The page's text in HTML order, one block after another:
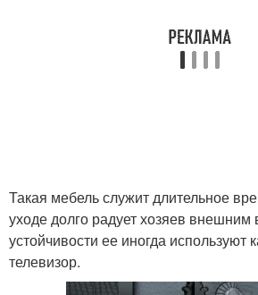
Такая мебель служит длительное
уходе долго радует хозяев
устойчивости ее иногда используют
телевизор.